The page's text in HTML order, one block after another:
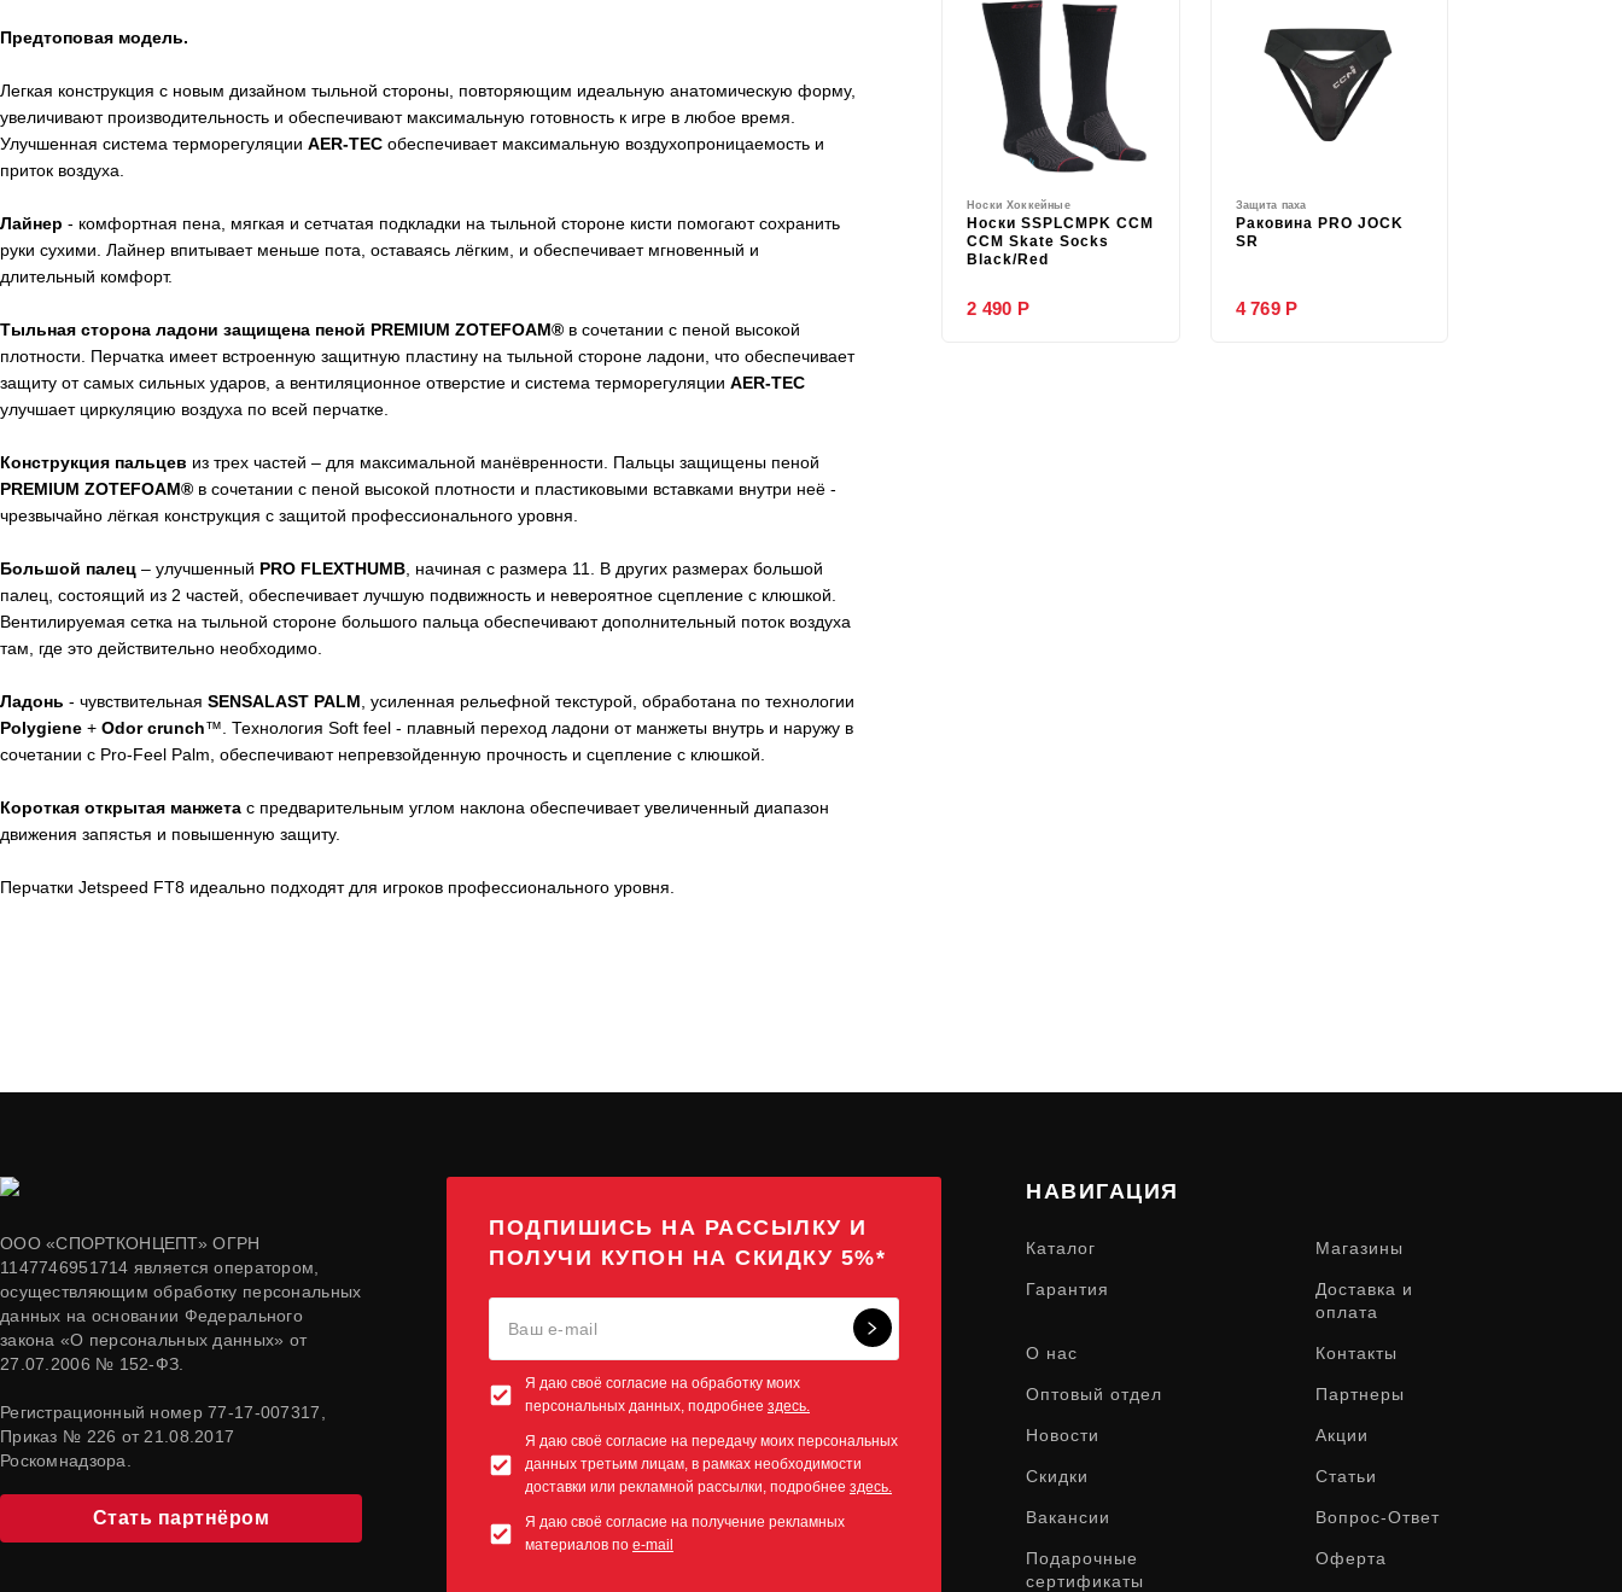
Предтоповая модель.
Легкая конструкция с новым дизайном тыльной стороны, повторяющим идеальную анатомическую форму,
увеличивают производительность и обеспечивают максимальную готовность к игре в любое время.
Улучшенная система терморегуляции AER-TEC обеспечивает максимальную воздухопроницаемость и
приток воздуха.
Лайнер - комфортная пена, мягкая и сетчатая подкладки на тыльной стороне кисти помогают сохранить
руки сухими. Лайнер впитывает меньше пота, оставаясь лёгким, и обеспечивает мгновенный и
длительный комфорт.
Тыльная сторона ладони защищена пеной PREMIUM ZOTEFOAM® в сочетании с пеной высокой
плотности. Перчатка имеет встроенную защитную пластину на тыльной стороне ладони, что обеспечивает
защиту от самых сильных ударов, а вентиляционное отверстие и система терморегуляции AER-TEC
улучшает циркуляцию воздуха по всей перчатке.
Конструкция пальцев из трех частей – для максимальной манёвренности. Пальцы защищены пеной
PREMIUM ZOTEFOAM® в сочетании с пеной высокой плотности и пластиковыми вставками внутри неё -
чрезвычайно лёгкая конструкция с защитой профессионального уровня.
Большой палец – улучшенный PRO FLEXTHUMB, начиная с размера 11. В других размерах большой
палец, состоящий из 2 частей, обеспечивает лучшую подвижность и невероятное сцепление с клюшкой.
Вентилируемая сетка на тыльной стороне большого пальца обеспечивают дополнительный поток воздуха
там, где это действительно необходимо.
Ладонь - чувствительная SENSALAST PALM, усиленная рельефной текстурой, обработана по технологии
Polygiene + Оdor crunch™. Технология Soft feel - плавный переход ладони от манжеты внутрь и наружу в
сочетании с Pro-Feel Palm, обеспечивают непревзойденную прочность и сцепление с клюшкой.
Короткая открытая манжета с предварительным углом наклона обеспечивает увеличенный диапазон
движения запястья и повышенную защиту.
Перчатки Jetspeed FT8 идеально подходят для игроков профессионального уровня.
Носки Хоккейные
Носки SSPLCMPK CCM
CCM Skate Socks
Black/Red
2 490 Р
Защита паха
Раковина PRO JOCK
SR
4 769 Р
ООО «СПОРТКОНЦЕПТ» ОГРН
1147746951714 является оператором,
осуществляющим обработку персональных
данных на основании Федерального
закона «О персональных данных» от
27.07.2006 № 152-ФЗ.
Регистрационный номер 77-17-007317,
Приказ № 226 от 21.08.2017
Роскомнадзора.
Стать партнёром
ПОДПИШИСЬ НА РАССЫЛКУ И
ПОЛУЧИ КУПОН НА СКИДКУ 5%*
Я даю своё согласие на обработку моих
персональных данных, подробнее здесь.
Я даю своё согласие на передачу моих персональных
данных третьим лицам, в рамках необходимости
доставки или рекламной рассылки, подробнее здесь.
Я даю своё согласие на получение рекламных
материалов по e-mail
НАВИГАЦИЯ
Каталог Магазины
Гарантия
Доставка и
оплата
О нас Контакты
Оптовый отдел Партнеры
Новости Акции
Скидки Статьи
Вакансии Вопрос-Ответ
Подарочные
сертификаты
Оферта